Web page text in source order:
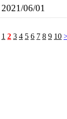
2021/06/01
1 2 3 4 5 6 7 8 9 10